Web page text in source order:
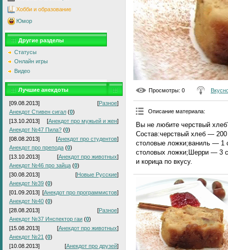
Хобби и образование
Юмор
Другие разделы
Статусы
Онлайн игры
Видео
Лучшие анекдоты
[09.08.2013] [Разное]
Анекдот Стивен сигал (0)
[13.10.2013]
[Анекдот про мужьей и жен]
Анекдот №47 Пила? (0)
[08.08.2013]
[Анекдот про студентов]
Анекдот про препода (0)
[13.10.2013]
[Анекдот про животных]
Анекдот №46 про зайца (0)
[30.08.2013]
[Новые Русские]
Анекдот №39 (0)
[01.09.2013] [Анекдот про программистов]
Анекдот №40 (0)
[28.08.2013]
[Разное]
Анекдот №37 Инспектор гаи (0)
[15.08.2013]
[Анекдот про животных]
Анекдот №21 (0)
[10.08.2013]
[Анекдот про друзей]
Просмотры: 0
Описание материала:
Вы не любите черствый
Состав:черствый хлеб —
столовые ложки;ваниль — 1
столовых ложки;Шерри — 3
и корица по вкусу.